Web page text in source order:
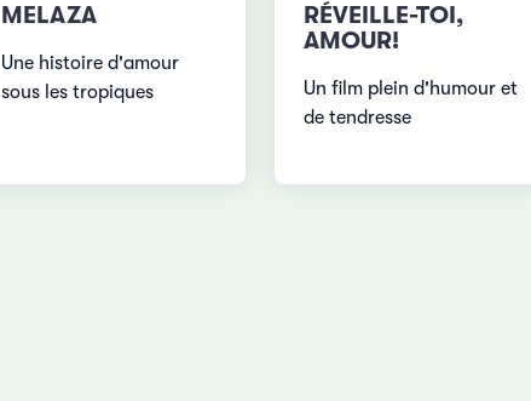
MELAZA
Une histoire d'amour
sous les tropiques
RÉVEILLE-TOI,
AMOUR!
Un film plein d'humour et
de tendresse